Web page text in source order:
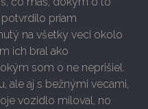
potvrdilo priam
na všetky veci okolo
ich bral ako
som o ne neprišiel.
ale aj s bežnými vecami,
vozidlo miloval, no